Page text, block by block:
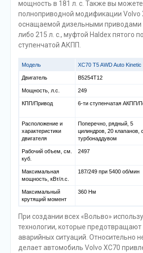
мощность в 181 л. с. Также вы
полноприводной модификации Volvo
оснащаемой дизельными приводами
либо 215 л. с., муфтой Haldex пятого
ступенчатой АКПП.
Модель XC70 T5 AWD Auto Kinetic
Двигатель B5254T12
Мощность, л.с. 249
КПП/Привод 6-ти ступенчатая АКПП/
Расположение и
характеристики
двигателя
Поперечно, рядный, 5
цилиндров, 20 клапанов, с
турбонаддувом
Рабочий объем, см.
куб.
2497
Максимальная
мощность, кВт/л.с.
187/249 при 5400 об/мин
Максимальный
крутящий момент
360 Нм
При создании всех «Вольво»
технологии, которые предотвращают
аварийных ситуаций. Относительно
делает автомобиль Volvo XC70